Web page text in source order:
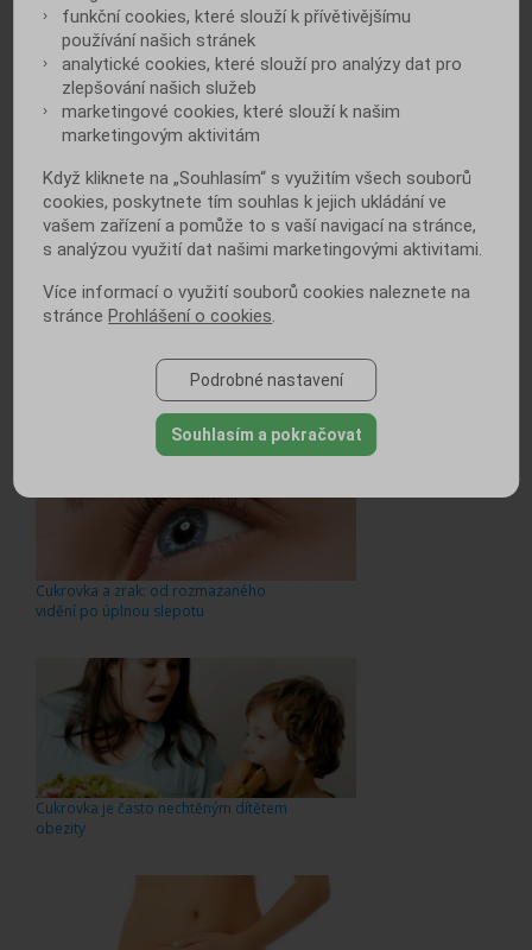
Proč, to zůstává stále skryto
Cukrovka 2. typu: Dětských pacientů
Cukrovka a zrak: od rozmazaného
vidění po úplnou slepotu
Cukrovka je často nechtěným dítětem
obezity
funkční cookies, které slouží k přívětivějšímu
používání našich stránek
analytické cookies, které slouží pro analýzy dat pro
zlepšování našich služeb
marketingové cookies, které slouží k našim
marketingovým aktivitám
Když kliknete na „Souhlasím“ s využitím všech souborů
cookies, poskytnete tím souhlas k jejich ukládání ve
vašem zařízení a pomůže to s vaší navigací na stránce,
s analýzou využití dat našimi marketingovými aktivitami.
Více informací o využití souborů cookies naleznete na
stránceProhlášení o cookies
Podrobné nastavení
Souhlasím a pokračovat